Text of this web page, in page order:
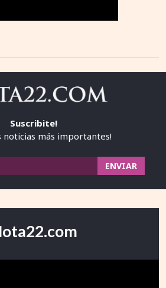
Suscribite!
noticias más importantes!